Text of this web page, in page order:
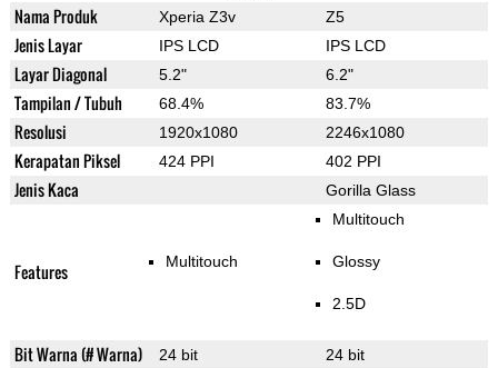
Nama Produk Xperia Z3v Z5
Jenis Layar IPS LCD IPS LCD
Layar Diagonal 5.2" 6.2"
Tampilan / Tubuh 68.4% 83.7%
Resolusi 1920x1080 2246x1080
Kerapatan Piksel 424 PPI 402 PPI
Jenis Kaca Gorilla Glass
Features Multitouch
Multitouch
Glossy
2.5D
Bit Warna (# Warna) 24 bit 24 bit